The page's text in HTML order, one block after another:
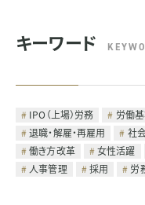
キーワード
IPO（上場）労務 労働
退職・解雇・再雇用
社
働き方改革
女性活躍
人事管理
採用 労